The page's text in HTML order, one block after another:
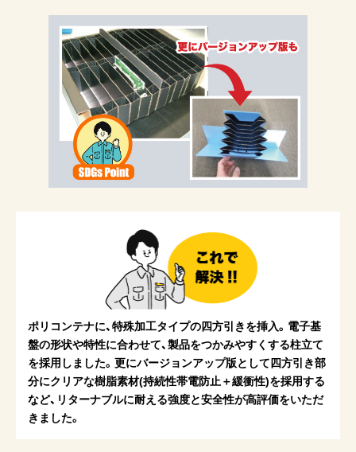
ポリコンテナに、特殊加工タイプの四方引きを挿入。電子基
盤の形状や特性に合わせて、製品をつかみやすくする柱立て
を採用しました。更にバージョンアップ版として四方引き部
分にクリアな樹脂素材(持続性帯電防止＋緩衝性)を採用する
など、リターナブルに耐える強度と安全性が高評価をいただ
きました。